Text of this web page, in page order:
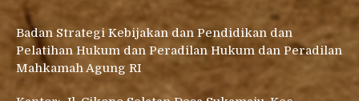
Badan Strategi Kebijakan dan Pendidikan dan
Pelatihan Hukum dan Peradilan Hukum dan Peradilan
Mahkamah Agung RI